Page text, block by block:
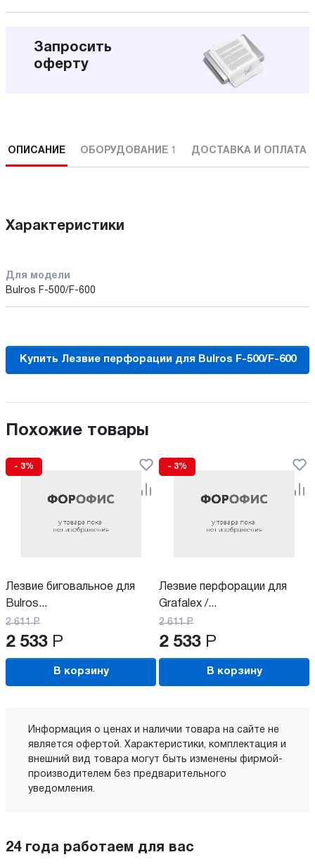
Запросить
оферту
ОПИСАНИЕ ОБОРУДОВАНИЕ 1 ДОСТАВКА И ОПЛАТА
Характеристики
Для модели
Bulros F-500/F-600
Купить Лезвие перфорации для Bulros F-500/F-600
Похожие товары
- 3%
Лезвие биговальное для
Bulros...
2 611 Р
2 533 Р
В корзину
- 3%
Лезвие перфорации для
Grafalex /...
2 611 Р
2 533 Р
В корзину
Информация о ценах и наличии товара на сайте не
является офертой. Характеристики, комплектация и
внешний вид товара могут быть изменены фирмой-
производителем без предварительного
уведомления.
24 года работаем для вас